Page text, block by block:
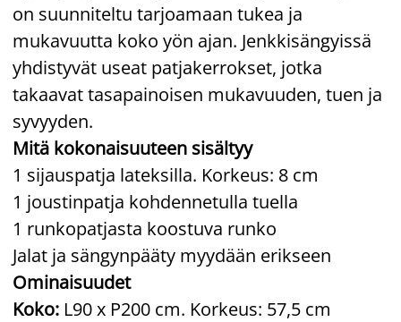
on suunniteltu tarjoamaan tukea ja
mukavuutta koko yön ajan. Jenkkisängyissä
yhdistyvät useat patjakerrokset, jotka
takaavat tasapainoisen mukavuuden, tuen ja
syvyyden.
Mitä kokonaisuuteen sisältyy
1 sijauspatja lateksilla. Korkeus: 8 cm
1 joustinpatja kohdennetulla tuella
1 runkopatjasta koostuva runko
Jalat ja sängynpääty myydään erikseen
Ominaisuudet
Koko: L90 x P200 cm. Korkeus: 57,5 cm